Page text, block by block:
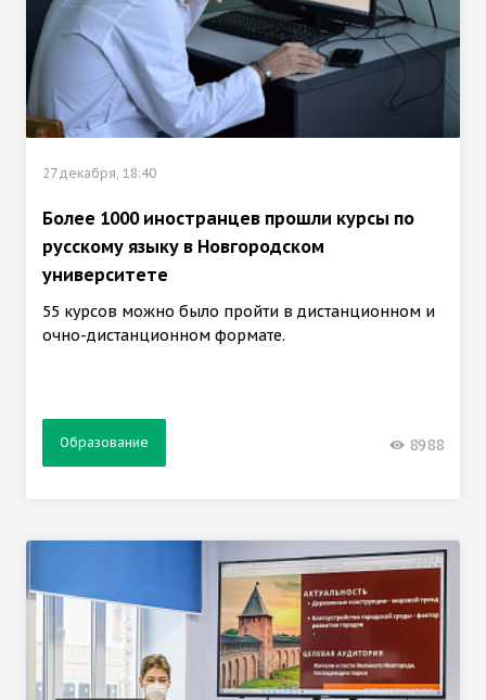
27 декабря, 18:40
Более 1000 иностранцев прошли курсы по
русскому языку в Новгородском
университете
55 курсов можно было пройти в дистанционном и
очно-дистанционном формате.
Образование 8988